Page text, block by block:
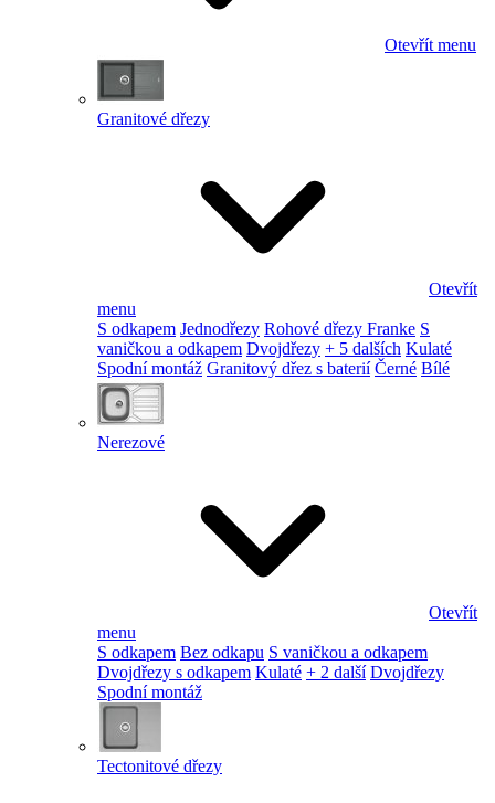
Otevřít menu
Granitové dřezy
Otevřít
menu
S odkapem Jednodřezy Rohové dřezy Franke S
vaničkou a odkapem Dvojdřezy + 5 dalších Kulaté
Spodní montáž Granitový dřez s baterií Černé Bílé
Nerezové
Otevřít
menu
S odkapem Bez odkapu S vaničkou a odkapem
Dvojdřezy s odkapem Kulaté + 2 další Dvojdřezy
Spodní montáž
Tectonitové dřezy